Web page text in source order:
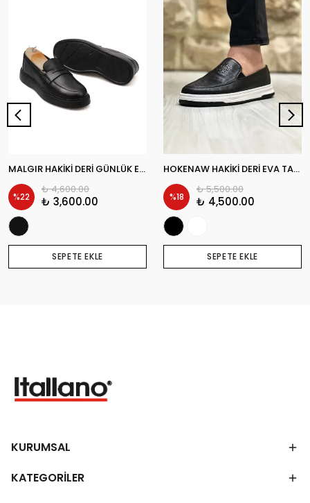
MALGIR HAKİKİ DERİ GÜNLÜK ERKEK CASUAL AYAKKABI
%22
₺ 4,600.00
₺ 3,600.00
SEPETE EKLE
HOKENAW HAKİKİ DERİ EVA TABAN GÜNLÜK ERKEK CASUAL AYAKKABI
%18
₺ 5,500.00
₺ 4,500.00
SEPETE EKLE
KURUMSAL
KATEGORİLER